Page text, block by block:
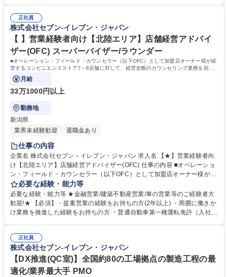
オーナー様の方針もふまえた個店カウンセリングへと繋げていきます。 募
集職種 【★】【静岡】店舗経営アドバイザー（OFC）/経営全般のカウン
セリング
あります。 ・ＯＦＣ職限定、エリアを限定して働く制度 ※エリア内転勤
は有り ・育児や介護等にて、転勤無しになる制度 ・育児や介護等にて、
短時間で働く制度 学歴・資格 学歴：大学院 大学 高専 短大 専修学校 高校
語学力： 資格：第一種運転免許普通自動車
正社員
株式会社セブン-イレブン・ジャパン
【 】営業経験者向け【北陸エリア】店舗経営アドバイ
ザー(OFC) スーパーバイザー/ラウンダー
■オペレーション・フィールド・カウンセラー（以下OFC）として加盟店オーナー様が経
営するコンビニエンスストア7～8店舗に対して、経営全般のカウンセリング業務を担当
いただきます。
月給
33万1000円以上
勤務地
新潟県
業界未経験歓迎
退職金あり
仕事の内容
企業名 株式会社セブン－イレブン・ジャパン 求人名 【★】営業経験者向
け【北陸エリア】店舗経営アドバイザー(OFC) 仕事の内容 ■オペレーショ
ン・フィールド・カウンセラー（以下OFC）として加盟店オーナー様が経
営するコンビニエンスストア7～8店舗に対して、経営全般のカウンセリン
グ業務を担当いただきます。 【仕事例】商圏分析、競合調査、売上や販売
数等データ分析、売場確認、発注や売場作りアドバイス、個店行為計画の
作成、従業員教育サポートetc. ★なお、隔週で全国約3,000名のOFCが参
へと繋げていきます。 募集職種 【★】営業経験者向け【北陸エリア】店
舗経営アドバイザー(OFC)
必要な経験・能力等
必要な経験・能力等 ★金融営業/建築不動産営業/車の営業等のご経験者大
歓迎!★ 【必須】・提案営業の経験をお持ちの方(2年以上) ・周囲に働きか
け業務を推進した経験をお持ちの方 ・普通自動車第一種運転免許（入社ま
ます。 。 【キャリアパス】総合職となりますので、OFCのご経験を経た
後は、商品 企画や管理部門、海外事業等、様々なキャリアパスがありま
す。 学歴・資格 学歴：大学院 大学 高専 短大 専修学校 高校 語学力： 資
格：第一種運転免許普通自動車
正社員
株式会社セブン-イレブン・ジャパン
【DX推進(QC室)】全国約80の工場拠点の製造工程の最
適化/業界最大手 PMO